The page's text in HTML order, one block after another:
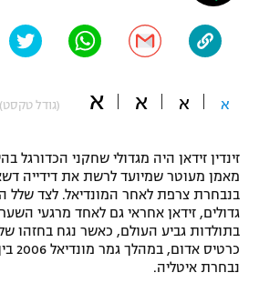
"מחצית בשכונה" – פודקאסט
משתתפים וזוכים בפרסים
תקנון עבור פעילות אלקטרה
תקנון עבור פעילות ספורט 1 – "מרלן"
טניס
גיימינג E-Sports
אופניים
פוטבול אמריקאי NFL
בייסבול MLB
ספורט אתגרי ואקסטרים
א א א א (גודל טקסט)
זינדין זידאן היה מגדולי שחקני הכדורגל
מאמן מעוטר שמיועד לרשת את דידייה
בנבחרת צרפת לאחר המונדיאל. לצד שלל
גדולים, זידאן אחראי גם לאחד מרגעי
בתולדות גביע העולם, כאשר נגח בחזהו
נבחרת איטליה.